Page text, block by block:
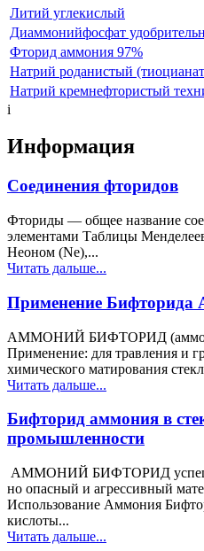
Литий углекислый
Диаммонийфосфат
Фторид аммония 97%
Натрий роданистый
Натрий кремнефтористый
i
Информация
Соединения фторидов
Фториды — общее название
элементами Таблицы
Неоном (Ne),...
Читать дальше...
Применение Бифторида
АММОНИЙ БИФТОРИД
Применение: для травления и
химического матирования
Читать дальше...
Бифторид аммония в
промышленности
АММОНИЙ БИФТОРИД
но опасный и агрессивный
Использование Аммония
кислоты...
Читать дальше...